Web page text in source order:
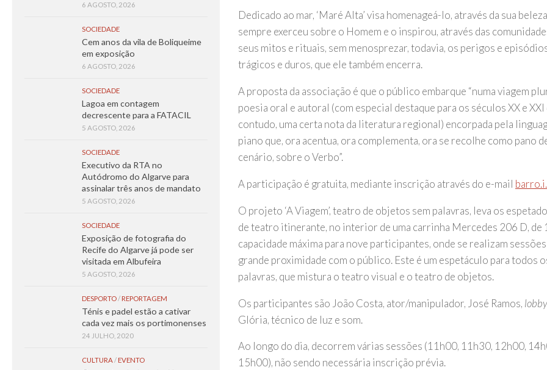
Dedicado ao mar, ‘Maré Alta’ visa homenageá-lo, através da sua
sempre exerceu sobre o Homem e o inspirou, através das
seus mitos e rituais, sem menosprezar, todavia, os perigos e
trágicos e duros, que ele também encerra.
A proposta da associação é que o público embarque “numa viagem
poesia oral e autoral (com especial destaque para os séculos XX e XXI
contudo, uma certa nota da literatura regional) encorpada pela
piano que, ora acentua, ora complementa, ora se recolhe como pano
cenário, sobre o Verbo”.
A participação é gratuita, mediante inscrição através do e-mail
O projeto ‘A Viagem’, teatro de objetos sem palavras, leva os
de teatro itinerante, no interior de uma carrinha Mercedes 206 D, de
capacidade máxima para nove participantes, onde se realizam
grande proximidade com o público. Este é um espetáculo para todos
palavras, que mistura o teatro visual e o teatro de objetos.
Os participantes são João Costa, ator/manipulador, José Ramos,
Glória, técnico de luz e som.
Ao longo do dia, decorrem várias sessões (11h00, 11h30, 12h00,
15h00), não sendo necessária inscrição prévia.
6 AGOSTO, 2026
SOCIEDADE
Cem anos da vila de Boliqueime
em exposição
6 AGOSTO, 2026
SOCIEDADE
Lagoa em contagem
decrescente para a FATACIL
5 AGOSTO, 2026
SOCIEDADE
Executivo da RTA no
Autódromo do Algarve para
assinalar três anos de mandato
5 AGOSTO, 2026
SOCIEDADE
Exposição de fotografia do
Recife do Algarve já pode ser
visitada em Albufeira
5 AGOSTO, 2026
DESPORTO/ REPORTAGEM
Ténis e padel estão a cativar
cada vez mais os portimonenses
24 JULHO, 2020
CULTURA/ EVENTO